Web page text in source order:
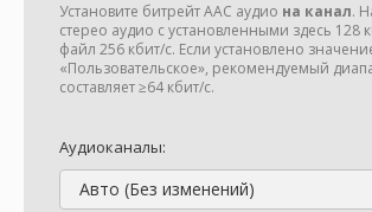
Установите битрейт AAC аудио на канал.
стерео аудио с установленными здесь 128
файл 256 кбит/с. Если установлено
«Пользовательское», рекомендуемый
составляет ≥64 кбит/с.
Аудиоканалы:
Авто (Без изменений)